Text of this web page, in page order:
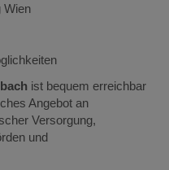
Wien
ist bequem erreichbar
Angebot an
Versorgung,
und